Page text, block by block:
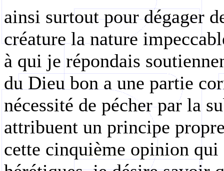
ainsi surtout pour dégager
créature la nature
à qui je répondais
du Dieu bon a une partie
nécessité de pécher par la
attribuent un principe
cette cinquième opinion qui